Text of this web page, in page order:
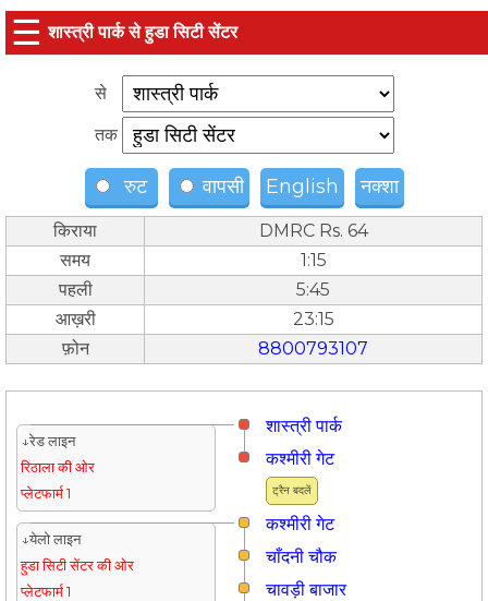
☰ शास्त्री पार्क से हुडा सिटी सेंटर
से
तक
रुट वापसी English नक्शा
किराया
DMRC Rs. 64
समय
1:15
पहली
5:45
आख़री
23:15
फ़ोन
8800793107
शास्त्री पार्क
↓रेड लाइन
रिठाला की ओर
प्लेटफार्म 1
ट्रैन बदलें
कश्मीरी गेट
कश्मीरी गेट
↓येलो लाइन
हुडा सिटी सेंटर की ओर
प्लेटफार्म 1
चाँदनी चौक
चावड़ी बाजार